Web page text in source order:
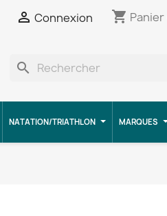
 Connexion shopping_cart Panier
search
NATATION/TRIATHLON MARQUES